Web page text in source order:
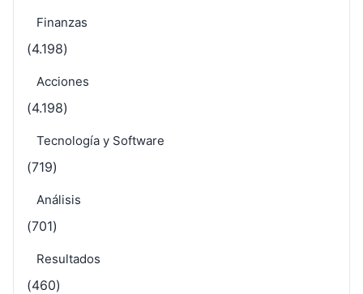
Finanzas
(4.198)
Acciones
(4.198)
Tecnología y Software
(719)
Análisis
(701)
Resultados
(460)